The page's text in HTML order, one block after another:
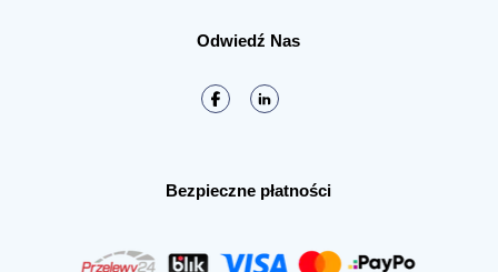
Odwiedź Nas
Bezpieczne płatności